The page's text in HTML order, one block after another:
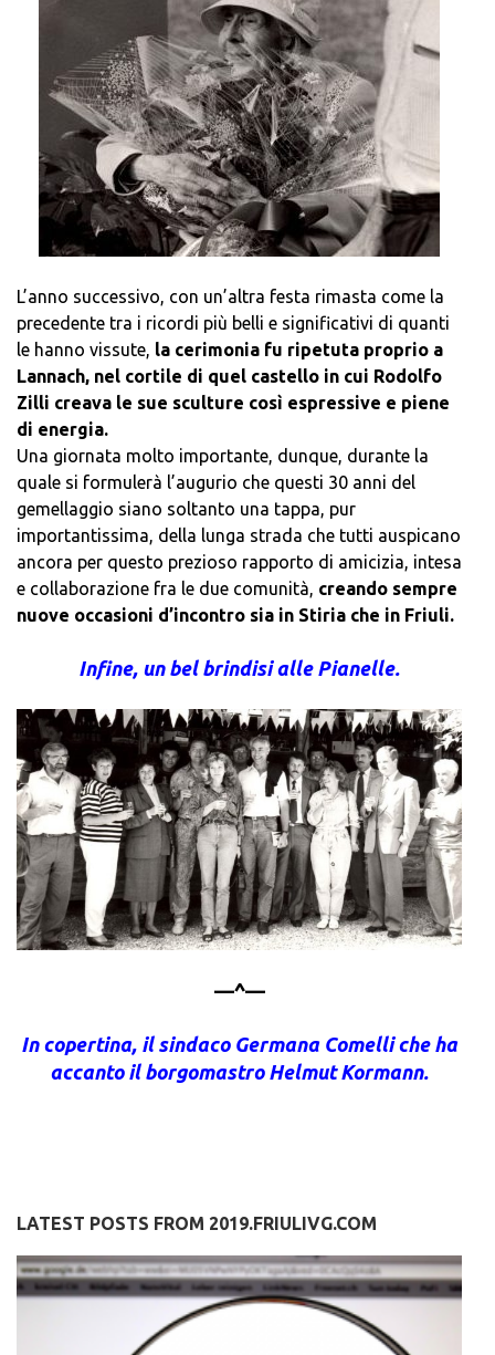
L’anno successivo, con un’altra festa rimasta come la
precedente tra i ricordi più belli e significativi di quanti
le hanno vissute, la cerimonia fu ripetuta proprio a
Lannach, nel cortile di quel castello in cui Rodolfo
Zilli creava le sue sculture così espressive e piene
di energia.
Una giornata molto importante, dunque, durante la
quale si formulerà l’augurio che questi 30 anni del
gemellaggio siano soltanto una tappa, pur
importantissima, della lunga strada che tutti auspicano
ancora per questo prezioso rapporto di amicizia, intesa
e collaborazione fra le due comunità, creando sempre
nuove occasioni d’incontro sia in Stiria che in Friuli.
Infine, un bel brindisi alle Pianelle.
—^—
In copertina, il sindaco Germana Comelli che ha
accanto il borgomastro Helmut Kormann.
LATEST POSTS FROM 2019.FRIULIVG.COM